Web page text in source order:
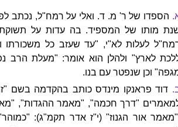
הספדו של ר' מ. ד. ואלי על רמח"ל, נכתב
מותו של המספיד. בה עדות על
לעלות לא"י, "עד שעזב כל משכורתו
לארץ" ולהלן הוא אומר: "מעלת הרב
וכן שנפטר עם בנו.
דוד פראנקו מינדס כותב בהקדמה בשם
"דרך חכמה", "מאמר ההגדות",
אור הגנוז" (י"ז אדר תקמ"ג):